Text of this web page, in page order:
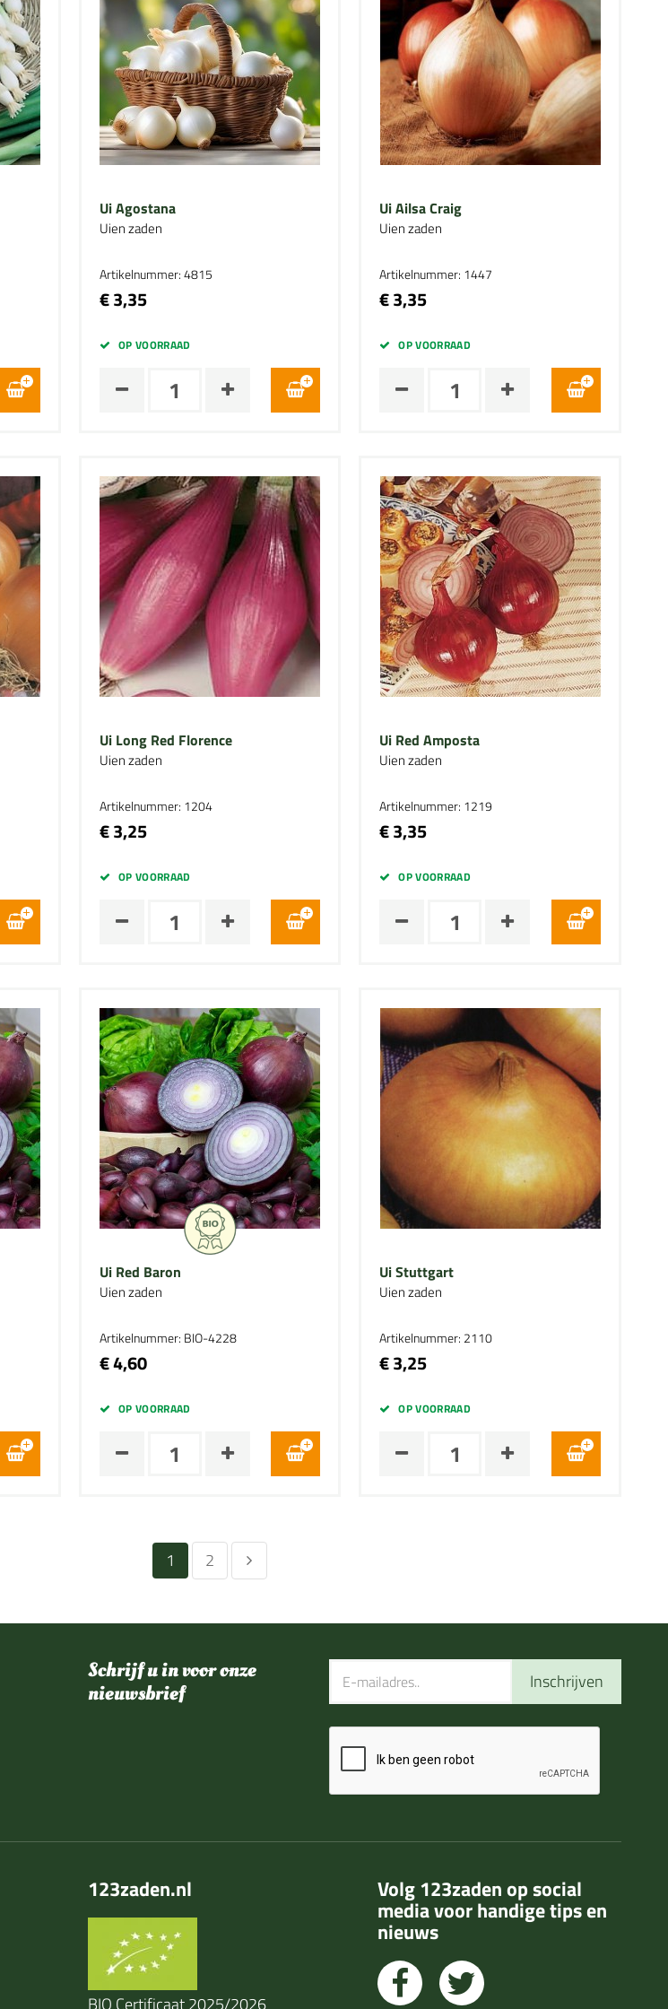
Ui Agostana
Uien zaden
Artikelnummer: 4815
€ 3,35
OP VOORRAAD
Ui Ailsa Craig
Uien zaden
Artikelnummer: 1447
€ 3,35
OP VOORRAAD
Ui Long Red Florence
Uien zaden
Artikelnummer: 1204
€ 3,25
OP VOORRAAD
Ui Red Amposta
Uien zaden
Artikelnummer: 1219
€ 3,35
OP VOORRAAD
Ui Red Baron
Uien zaden
Artikelnummer: BIO-4228
€ 4,60
OP VOORRAAD
Ui Stuttgart
Uien zaden
Artikelnummer: 2110
€ 3,25
OP VOORRAAD
1 2
Schrijf u in voor onze
nieuwsbrief
Inschrijven
123zaden.nl
BIO Certificaat 2025/2026
Volg 123zaden op social
media voor handige tips en
nieuws